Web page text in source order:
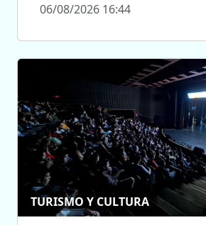
06/08/2026 16:44
TURISMO Y CULTURA